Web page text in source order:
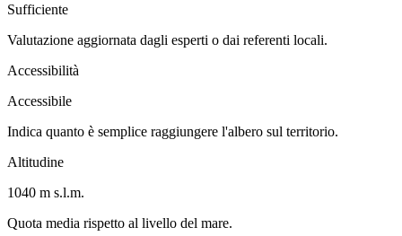
Sufficiente
Valutazione aggiornata dagli esperti o dai referenti locali.
Accessibilità
Accessibile
Indica quanto è semplice raggiungere l'albero sul territorio.
Altitudine
1040 m s.l.m.
Quota media rispetto al livello del mare.